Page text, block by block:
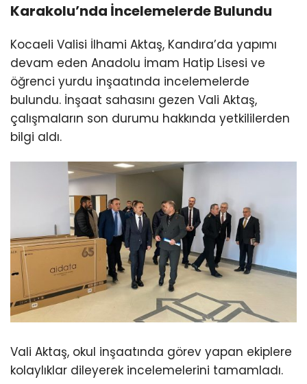
Karakolu’nda İncelemelerde Bulundu
Kocaeli Valisi İlhami Aktaş, Kandıra’da yapımı
devam eden Anadolu İmam Hatip Lisesi ve
öğrenci yurdu inşaatında incelemelerde
bulundu. İnşaat sahasını gezen Vali Aktaş,
çalışmaların son durumu hakkında yetkililerden
bilgi aldı.
Vali Aktaş, okul inşaatında görev yapan ekiplere
kolaylıklar dileyerek incelemelerini tamamladı.